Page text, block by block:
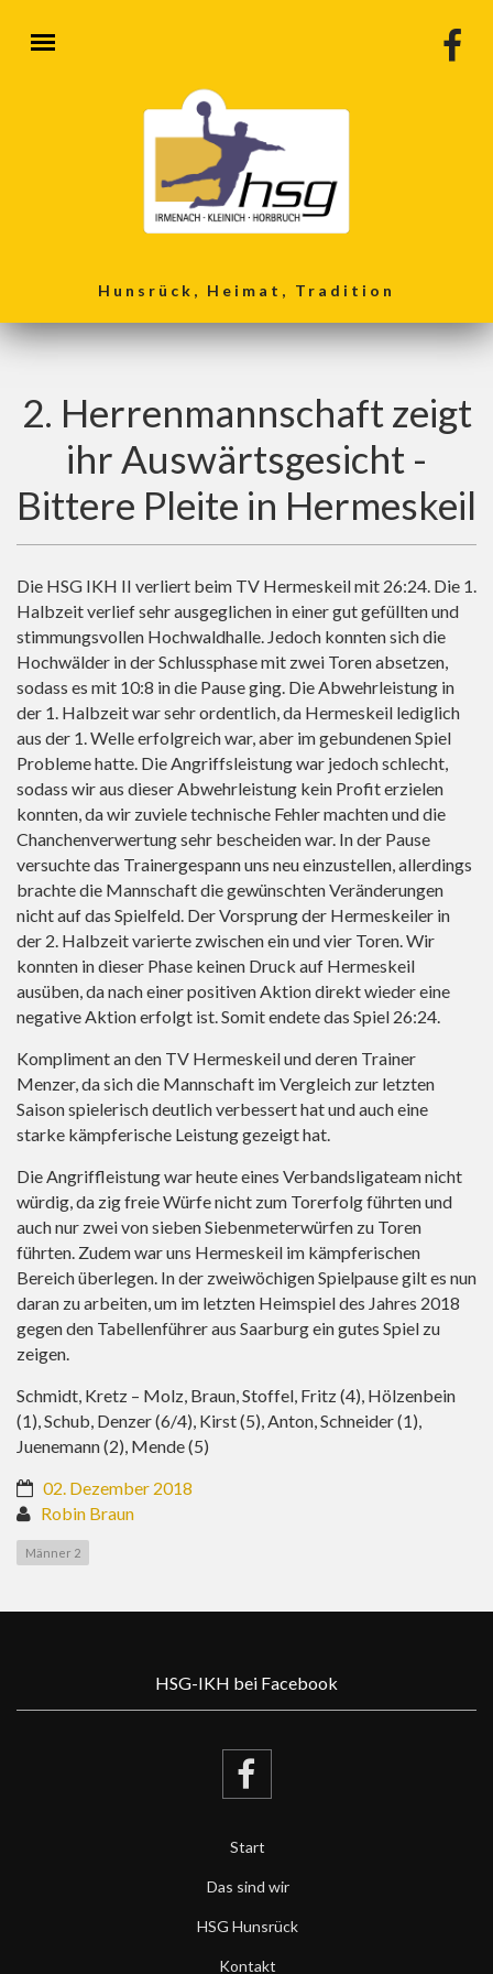
Hunsrück, Heimat, Tradition
2. Herrenmannschaft zeigt
ihr Auswärtsgesicht -
Bittere Pleite in Hermeskeil
Die HSG IKH II verliert beim TV Hermeskeil mit 26:24. Die 1.
Halbzeit verlief sehr ausgeglichen in einer gut gefüllten und
stimmungsvollen Hochwaldhalle. Jedoch konnten sich die
Hochwälder in der Schlussphase mit zwei Toren absetzen,
sodass es mit 10:8 in die Pause ging. Die Abwehrleistung in
der 1. Halbzeit war sehr ordentlich, da Hermeskeil lediglich
aus der 1. Welle erfolgreich war, aber im gebundenen Spiel
Probleme hatte. Die Angriffsleistung war jedoch schlecht,
sodass wir aus dieser Abwehrleistung kein Profit erzielen
konnten, da wir zuviele technische Fehler machten und die
Chanchenverwertung sehr bescheiden war. In der Pause
versuchte das Trainergespann uns neu einzustellen, allerdings
brachte die Mannschaft die gewünschten Veränderungen
nicht auf das Spielfeld. Der Vorsprung der Hermeskeiler in
der 2. Halbzeit varierte zwischen ein und vier Toren. Wir
konnten in dieser Phase keinen Druck auf Hermeskeil
ausüben, da nach einer positiven Aktion direkt wieder eine
negative Aktion erfolgt ist. Somit endete das Spiel 26:24.
Kompliment an den TV Hermeskeil und deren Trainer
Menzer, da sich die Mannschaft im Vergleich zur letzten
Saison spielerisch deutlich verbessert hat und auch eine
starke kämpferische Leistung gezeigt hat.
Die Angriffleistung war heute eines Verbandsligateam nicht
würdig, da zig freie Würfe nicht zum Torerfolg führten und
auch nur zwei von sieben Siebenmeterwürfen zu Toren
führten. Zudem war uns Hermeskeil im kämpferischen
Bereich überlegen. In der zweiwöchigen Spielpause gilt es nun
daran zu arbeiten, um im letzten Heimspiel des Jahres 2018
gegen den Tabellenführer aus Saarburg ein gutes Spiel zu
zeigen.
Schmidt, Kretz – Molz, Braun, Stoffel, Fritz (4), Hölzenbein
(1), Schub, Denzer (6/4), Kirst (5), Anton, Schneider (1),
Juenemann (2), Mende (5)
02. Dezember 2018
Robin Braun
Männer 2
HSG-IKH bei Facebook
Start
Das sind wir
HSG Hunsrück
Kontakt